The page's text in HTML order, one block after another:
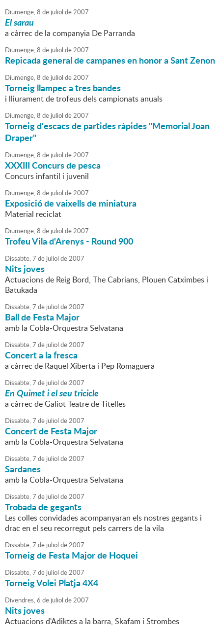
Diumenge,8 de juliol de2007
El sarau
a càrrec de la companyia De Parranda
Diumenge,8 de juliol de2007
Repicada general de campanes en honor a Sant Zenon
Diumenge,8 de juliol de2007
Torneig llampec a tres bandes
i lliurament de trofeus dels campionats anuals
Diumenge,8 de juliol de2007
Torneig d'escacs de partides ràpides "Memorial Joan
Draper"
Diumenge,8 de juliol de2007
XXXIII Concurs de pesca
Concurs infantil i juvenil
Diumenge,8 de juliol de2007
Exposició de vaixells de miniatura
Material reciclat
Diumenge,8 de juliol de2007
Trofeu Vila d'Arenys - Round 900
Dissabte,7 de juliol de2007
Nits joves
Actuacions de Reig Bord, The Cabrians, Plouen Catximbes i
Batukada
Dissabte,7 de juliol de2007
Ball de Festa Major
amb la Cobla-Orquestra Selvatana
Dissabte,7 de juliol de2007
Concert a la fresca
a càrrec de Raquel Xiberta i Pep Romaguera
Dissabte,7 de juliol de2007
En Quimet i el seu tricicle
a càrrec de Galiot Teatre de Titelles
Dissabte,7 de juliol de2007
Concert de Festa Major
amb la Cobla-Orquestra Selvatana
Dissabte,7 de juliol de2007
Sardanes
amb la Cobla-Orquestra Selvatana
Dissabte,7 de juliol de2007
Trobada de gegants
Les colles convidades acompanyaran els nostres gegants i
drac en el seu recorregut pels carrers de la vila
Dissabte,7 de juliol de2007
Torneig de Festa Major de Hoquei
Dissabte,7 de juliol de2007
Torneig Volei Platja 4X4
Divendres,6 de juliol de2007
Nits joves
Actuacions d'Adiktes a la barra, Skafam i Strombes